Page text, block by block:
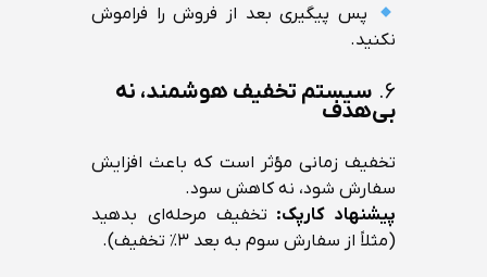
پس پیگیری بعد از فروش را فراموش
نکنید.
۶. سیستم تخفیف هوشمند، نه
بی‌هدف
تخفیف زمانی مؤثر است که باعث افزایش
سفارش شود، نه کاهش سود.
پیشنهاد کارپک: تخفیف مرحله‌ای بدهید
(مثلاً از سفارش سوم به بعد ۳٪ تخفیف).